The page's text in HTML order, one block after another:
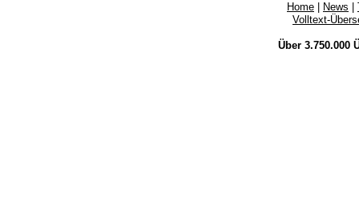
Home News
Volltext-
Über 3.750.000